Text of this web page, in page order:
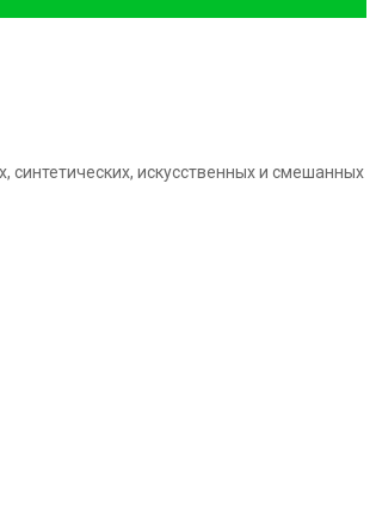
искусственных и смешанных